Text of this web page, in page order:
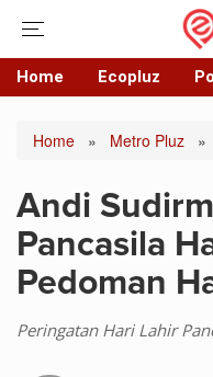
Home Ecopluz
Home » Metro Pluz »
Andi
Pancasila
Pedoman
Peringatan Hari Lahir